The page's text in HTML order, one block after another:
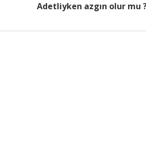
Adetliyken azgın olur mu